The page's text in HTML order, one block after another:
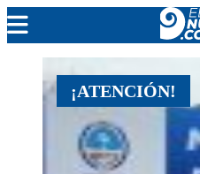
MENDOZA
CADA DÍA
ARGENTINA
NOTICIERO 9
¡ATENCIÓN!